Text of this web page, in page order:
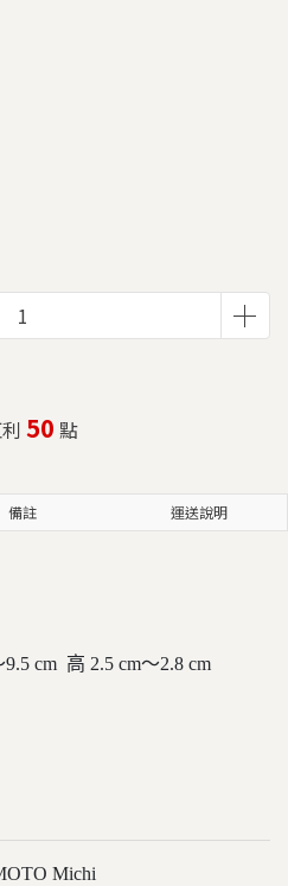
50 點
備註 運送說明
cm 高 2.5 cm～2.8 cm
Michi